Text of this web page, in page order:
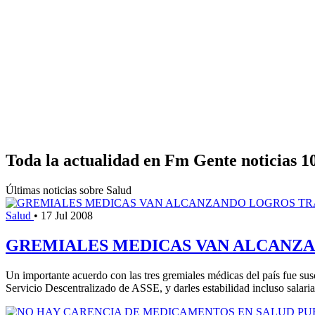
Toda la actualidad en Fm Gente noticias
Últimas noticias sobre Salud
Salud • 17 Jul 2008
GREMIALES MEDICAS VAN
Un importante acuerdo con las tres gremiales médicas del país fue
Servicio Descentralizado de ASSE, y darles estabilidad incluso